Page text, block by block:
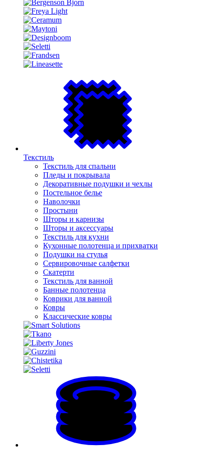
Текстиль
Текстиль для спальни
Пледы и покрывала
Декоративные подушки и чехлы
Постельное белье
Наволочки
Простыни
Шторы и карнизы
Шторы и аксессуары
Текстиль для кухни
Кухонные полотенца и прихватки
Подушки на стулья
Сервировочные салфетки
Скатерти
Текстиль для ванной
Банные полотенца
Коврики для ванной
Ковры
Классические ковры